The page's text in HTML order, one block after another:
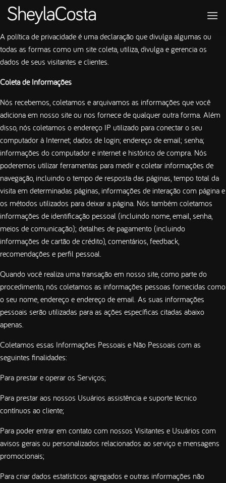
A política de privacidade é uma declaração que divulga algumas ou
todas as formas como um site coleta, utiliza, divulga e gerencia os
dados de seus visitantes e clientes.
Coleta de Informações
Nós recebemos, coletamos e arquivamos as informações que você
adiciona em nosso site ou nos fornece de qualquer outra forma. Além
disso, nós coletamos o endereço IP utilizado para conectar o seu
computador à Internet; dados de login; endereço de email; senha;
informações do computador e internet e histórico de compra. Nós
poderemos utilizar ferramentas para medir e coletar informações de
navegação, incluindo o tempo de resposta das páginas, tempo total da
visita em determinadas páginas, informações de interação com página e
os métodos utilizados para deixar a página. Nós também coletamos
informações de identificação pessoal (incluindo nome, email, senha,
meios de comunicação); detalhes de pagamento (incluindo
informações de cartão de crédito), comentários, feedback,
recomendações e perfil pessoal.
Quando você realiza uma transação em nosso site, como parte do
procedimento, nós coletamos as informações pessoas fornecidas como
o seu nome, endereço e endereço de email. As suas informações
pessoais serão utilizadas para as ações específicas citadas abaixo
apenas.
Coletamos essas Informações Pessoais e Não Pessoais com as
seguintes finalidades:
Para prestar e operar os Serviços;
Para prestar aos nossos Usuários assistência e suporte técnico
contínuos ao cliente;
Para poder entrar em contato com nossos Visitantes e Usuários com
avisos gerais ou personalizados relacionados ao serviço e mensagens
promocionais;
Para criar dados estatísticos agregados e outras informações não